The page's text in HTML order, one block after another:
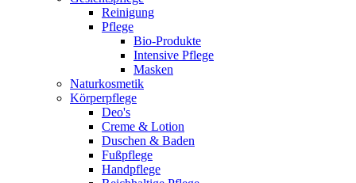
Reinigung
Pflege
Bio-Produkte
Intensive Pflege
Masken
Naturkosmetik
Körperpflege
Deo's
Creme & Lotion
Duschen & Baden
Fußpflege
Handpflege